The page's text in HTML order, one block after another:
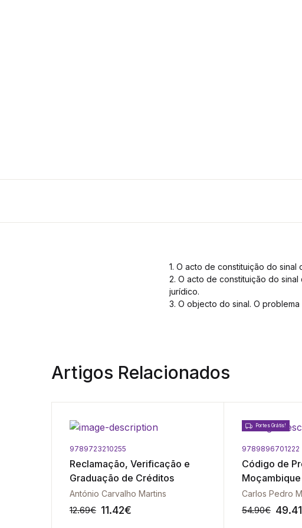
1. O acto de constituição do
2. O acto de constituição do
jurídico.
3. O objecto do sinal. O
Artigos Relacionados
9789723210255
Reclamação, Verificação e
Graduação de Créditos
António Carvalho Martins
12.69€ 11.42€
Portes Grátis!
9789896701222
Código de
Comentado
Carlos Pedro
54.90€ 49.41